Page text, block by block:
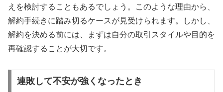
えを検討することもあるでしょう。このような理由から、
解約手続きに踏み切るケースが見受けられます。しかし、
解約を決める前には、まずは自分の取引スタイルや目的を
再確認することが大切です。
連敗して不安が強くなったとき